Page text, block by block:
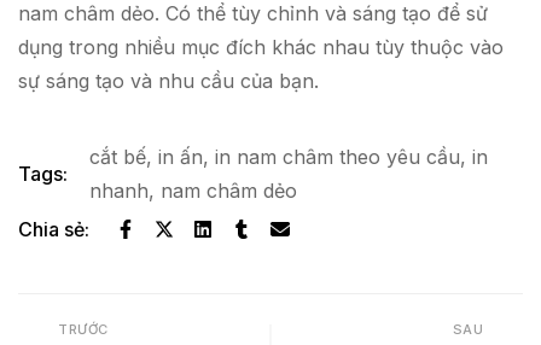
nam châm dẻo. Có thể tùy chỉnh và sáng tạo để sử
dụng trong nhiều mục đích khác nhau tùy thuộc vào
sự sáng tạo và nhu cầu của bạn.
Tags:
cắt bế, in ấn, in nam châm theo yêu cầu, in
nhanh, nam châm dẻo
Chia sẻ:
TRƯỚC SAU